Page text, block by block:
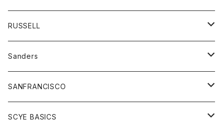
ニット
ベスト
オーバーオール
ボトム
ペインターパンツ
Tシャツ
グッズ
帽子
RUSSELL
アウター
コート
パーカー
スカート
Tシャツ
Sanders
グッズ
靴
SANFRANCISCO
アウター
SCYE BASICS